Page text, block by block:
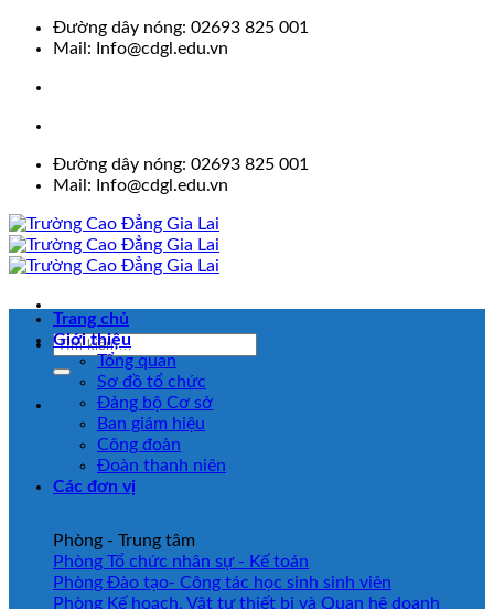
Skip
Đường dây nóng: 02693 825 001
Mail: Info@cdgl.edu.vn
Đường dây nóng: 02693 825 001
Mail: Info@cdgl.edu.vn
Trang chủ
Giới thiệu
Tổng quan
Sơ đồ tổ chức
Đảng bộ Cơ sở
Ban giám hiệu
Công đoàn
Đoàn thanh niên
Các đơn vị
Phòng - Trung tâm
Phòng Tổ chức nhân sự - Kế toán
Phòng Đào tạo- Công tác học sinh sinh viên
Phòng Kế hoạch, Vật tư thiết bị và Quan hệ doanh